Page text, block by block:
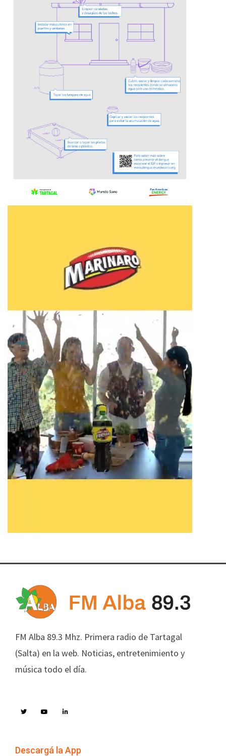
FM Alba 89.3 Mhz. Primera radio de Tartagal
(Salta) en la web. Noticias, entretenimiento y
música todo el día.
Descargá la App